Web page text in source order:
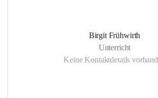
Birgit Frühwirth
Unterricht
Keine Kontaktdetails